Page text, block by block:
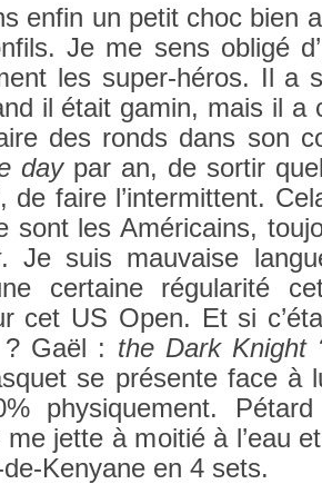
enfin un petit choc bien
Je me sens obligé
les super-héros. Il a
il était gamin, mais il a
des ronds dans son
daypar an, de sor­tir
de faire l’in­termit­tent.
sont les Américains,
. Je suis mauva­ise
cer­taine régularité
cet US Open. Et si
? Gaël : the Dark Knight
se présente face à
physique­ment.
jette à moitié à l’eau
Kenyane en 4 sets.